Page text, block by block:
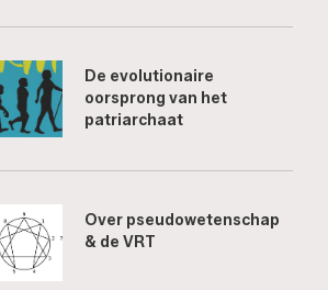
De evolutionaire
oorsprong van het
patriarchaat
Over pseudowetenschap
& de VRT